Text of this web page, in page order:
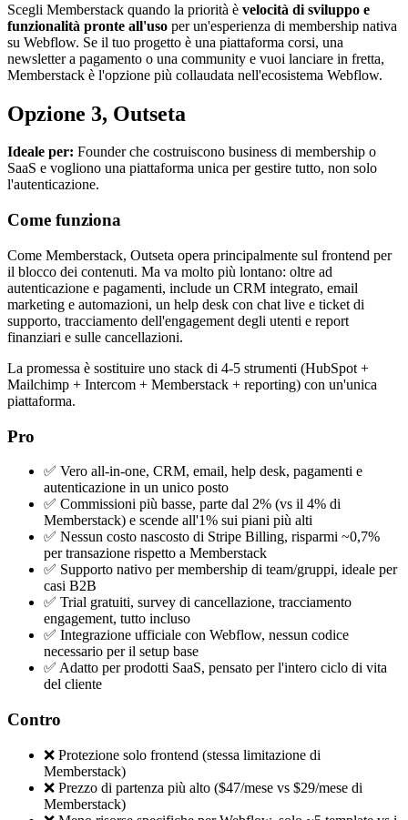
Scegli Memberstack quando la priorità è velocità di sviluppo e
funzionalità pronte all'uso per un'esperienza di membership nativa
su Webflow. Se il tuo progetto è una piattaforma corsi, una
newsletter a pagamento o una community e vuoi lanciare in fretta,
Memberstack è l'opzione più collaudata nell'ecosistema Webflow.
Opzione 3, Outseta
Ideale per: Founder che costruiscono business di membership o
SaaS e vogliono una piattaforma unica per gestire tutto, non solo
l'autenticazione.
Come funziona
Come Memberstack, Outseta opera principalmente sul frontend per
il blocco dei contenuti. Ma va molto più lontano: oltre ad
autenticazione e pagamenti, include un CRM integrato, email
marketing e automazioni, un help desk con chat live e ticket di
supporto, tracciamento dell'engagement degli utenti e report
finanziari e sulle cancellazioni.
La promessa è sostituire uno stack di 4-5 strumenti (HubSpot +
Mailchimp + Intercom + Memberstack + reporting) con un'unica
piattaforma.
Pro
✅ Vero all-in-one, CRM, email, help desk, pagamenti e
autenticazione in un unico posto
✅ Commissioni più basse, parte dal 2% (vs il 4% di
Memberstack) e scende all'1% sui piani più alti
✅ Nessun costo nascosto di Stripe Billing, risparmi ~0,7%
per transazione rispetto a Memberstack
✅ Supporto nativo per membership di team/gruppi, ideale per
casi B2B
✅ Trial gratuiti, survey di cancellazione, tracciamento
engagement, tutto incluso
✅ Integrazione ufficiale con Webflow, nessun codice
necessario per il setup base
✅ Adatto per prodotti SaaS, pensato per l'intero ciclo di vita
del cliente
Contro
❌ Protezione solo frontend (stessa limitazione di
Memberstack)
❌ Prezzo di partenza più alto ($47/mese vs $29/mese di
Memberstack)